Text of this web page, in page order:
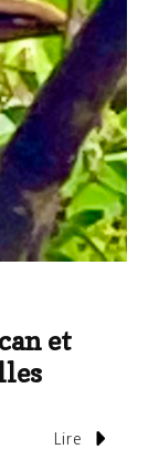
et
Lire